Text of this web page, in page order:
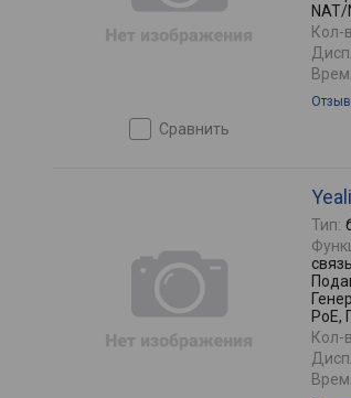
сравнить
NAT/
Кол-
Тип:
PoE,
Кол-